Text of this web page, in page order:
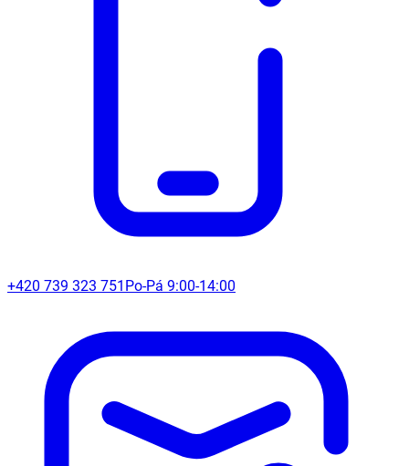
+420 739 323 751 Po-Pá 9:00-14:00